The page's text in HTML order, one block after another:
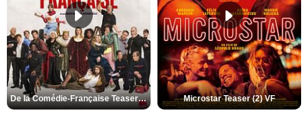
De la Comédie-Française Teaser (3) VF Microstar Teaser (2) VF